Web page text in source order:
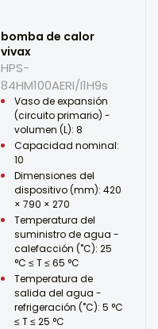
bomba de calor
vivax
HPS-
84HM100AERI/I1H9s
Vaso de expansión
(circuito primario) -
volumen (L): 8
Capacidad nominal:
10
Dimensiones del
dispositivo (mm): 420
× 790 × 270
Temperatura del
suministro de agua -
calefacción (˚C): 25
°C ≤ T ≤ 65 °C
Temperatura de
salida del agua -
refrigeración (˚C): 5 °C
≤ T ≤ 25 °C